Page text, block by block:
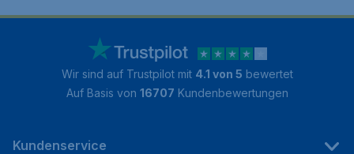
Wir sind auf Trustpilot mit 4.1 von 5 bewertet
Auf Basis von 16707 Kundenbewertungen
Kundenservice